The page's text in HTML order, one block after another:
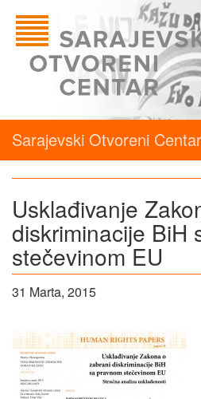
Sarajevski Otvoreni Centar
Usklađivanje
diskriminacije BiH
stečevinom EU
31 Marta, 2015